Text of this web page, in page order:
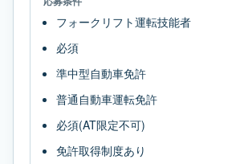
フォークリフト運転技能者
必須
準中型自動車免許
普通自動車運転免許
必須(AT限定不可)
免許取得制度あり